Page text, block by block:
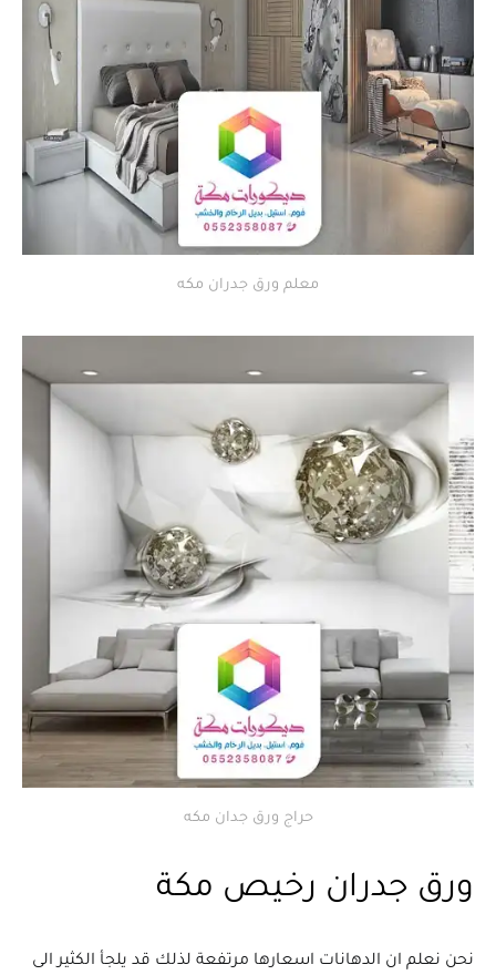
معلم ورق جدران مكه
حراج ورق جدان مكه
ورق جدران رخيص مكة
نحن نعلم ان الدهانات اسعارها مرتفعة لذلك قد يلجأ الكثير الى